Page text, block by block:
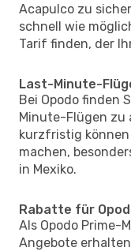
Acapulco zu
schnell wie
Tarif finden, der
Last-Minute-
Bei Opodo finden
Minute-Flügen zu
kurzfristig können
machen,
in Mexiko.
Rabatte für
Als Opodo Prime-
Angebote